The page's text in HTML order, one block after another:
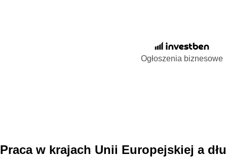
Ogłoszenia biznesowe
Praca w krajach Unii Europejskiej a